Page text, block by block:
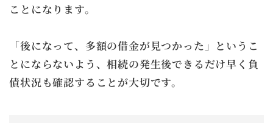
ことになります。
「後になって、多額の借金が見つかった」というこ
とにならないよう、相続の発生後できるだけ早く負
債状況も確認することが大切です。